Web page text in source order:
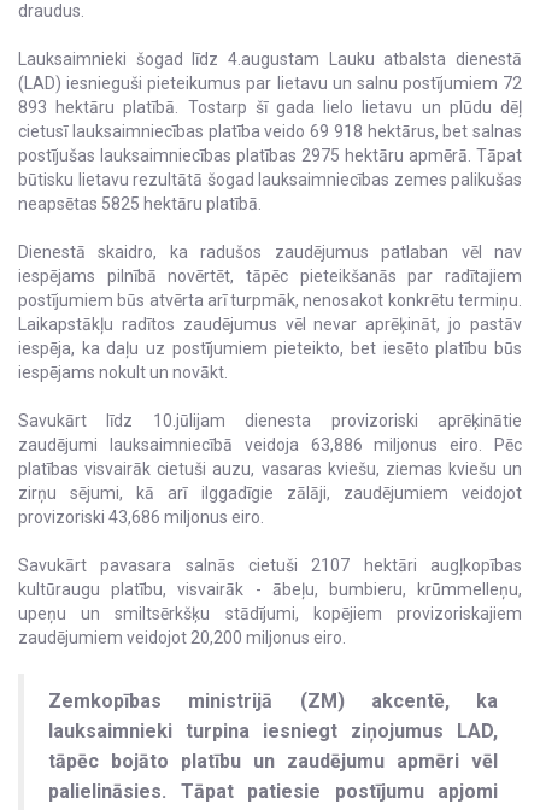
draudus.
Lauksaimnieki šogad līdz 4.augustam Lauku atbalsta dienestā
(LAD) iesnieguši pieteikumus par lietavu un salnu postījumiem 72
893 hektāru platībā. Tostarp šī gada lielo lietavu un plūdu dēļ
cietusī lauksaimniecības platība veido 69 918 hektārus, bet salnas
postījušas lauksaimniecības platības 2975 hektāru apmērā. Tāpat
būtisku lietavu rezultātā šogad lauksaimniecības zemes palikušas
neapsētas 5825 hektāru platībā.
Dienestā skaidro, ka radušos zaudējumus patlaban vēl nav
iespējams pilnībā novērtēt, tāpēc pieteikšanās par radītajiem
postījumiem būs atvērta arī turpmāk, nenosakot konkrētu termiņu.
Laikapstākļu radītos zaudējumus vēl nevar aprēķināt, jo pastāv
iespēja, ka daļu uz postījumiem pieteikto, bet iesēto platību būs
iespējams nokult un novākt.
Savukārt līdz 10.jūlijam dienesta provizoriski aprēķinātie
zaudējumi lauksaimniecībā veidoja 63,886 miljonus eiro. Pēc
platības visvairāk cietuši auzu, vasaras kviešu, ziemas kviešu un
zirņu sējumi, kā arī ilggadīgie zālāji, zaudējumiem veidojot
provizoriski 43,686 miljonus eiro.
Savukārt pavasara salnās cietuši 2107 hektāri augļkopības
kultūraugu platību, visvairāk - ābeļu, bumbieru, krūmmelleņu,
upeņu un smiltsērkšķu stādījumi, kopējiem provizoriskajiem
zaudējumiem veidojot 20,200 miljonus eiro.
Zemkopības ministrijā (ZM) akcentē, ka
lauksaimnieki turpina iesniegt ziņojumus LAD,
tāpēc bojāto platību un zaudējumu apmēri vēl
palielināsies. Tāpat patiesie postījumu apjomi